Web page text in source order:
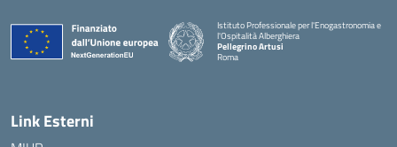
Istituto Professionale per l'Enogastronomia e
l'Ospitalità Alberghiera
Pellegrino Artusi
Roma
Link Esterni